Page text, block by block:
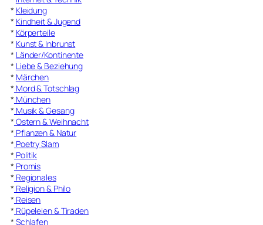
* Kleidung
* Kindheit & Jugend
* Körperteile
* Kunst & Inbrunst
* Länder/Kontinente
* Liebe & Beziehung
* Märchen
* Mord & Totschlag
* München
* Musik & Gesang
* Ostern & Weihnacht
* Pflanzen & Natur
* Poetry Slam
* Politik
* Promis
* Regionales
* Religion & Philo
* Reisen
* Rüpeleien & Tiraden
* Schlafen